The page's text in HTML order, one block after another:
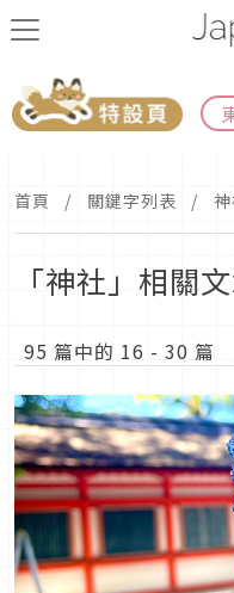
首頁 關鍵字列表
「神社」相關
95 篇中的 16 - 30 篇